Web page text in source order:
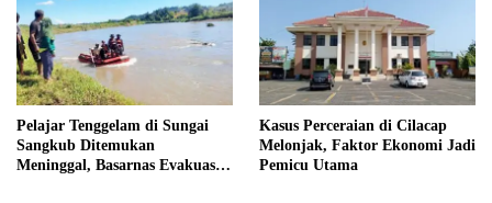
Pelajar Tenggelam di Sungai
Sangkub Ditemukan
Meninggal, Basarnas Evakuasi
Kasus Perceraian di Cilacap
Melonjak, Faktor Ekonomi Jadi
Pemicu Utama